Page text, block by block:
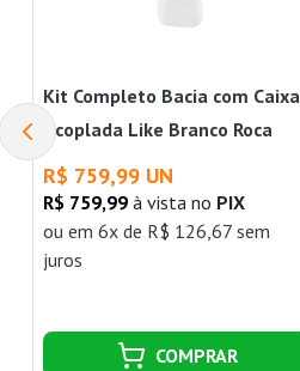
Kit Completo Bacia com Caixa
Acoplada Like Branco Roca
R$ 759,99 UN
R$ 759,99 à vista no PIX
ou em 6x de R$ 126,67 sem
juros
COMPRAR